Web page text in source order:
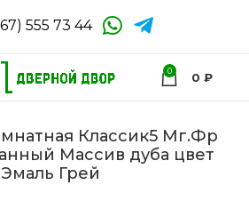
555 73 44
0 0 ₽
Классик5 Мг.Фр
Массив дуба цвет
Эмаль Грей